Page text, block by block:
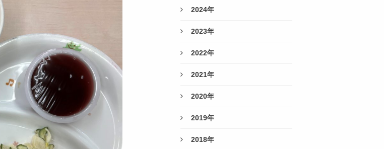
2024年
2023年
2022年
2021年
2020年
2019年
2018年